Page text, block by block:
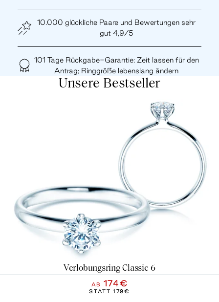
10.000 glückliche Paare und Bewertungen sehr
gut 4,9/5
101 Tage Rückgabe-Garantie: Zeit lassen für den
Antrag; Ringgröße lebenslang ändern
Unsere Bestseller
Verlobungsring Classic 6
AB 174€
STATT179€